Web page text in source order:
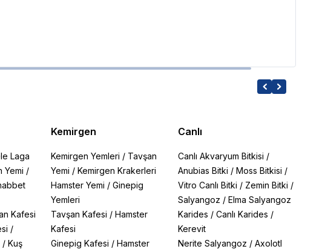
Laga
Yemi /
Kafesi
/
/ Kuş
Kemirgen
Kemirgen Yemleri / Tavşan
Yemi / Kemirgen Krakerleri
Hamster Yemi / Ginepig
Yemleri
Tavşan Kafesi / Hamster
Kafesi
Ginepig Kafesi / Hamster
Canlı
Canlı Akvaryum Bitkisi /
Anubias Bitki /Moss Bitkisi /
Vitro Canlı Bitki / Zemin Bitki /
Salyangoz /Elma Salyangoz
Karides /Canlı Karides /
Kerevit
Nerite Salyangoz /Axolotl